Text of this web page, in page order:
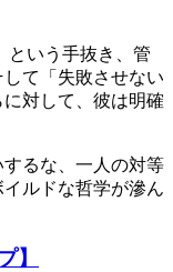
という手抜き、管
て「失敗させない
対して、彼は明確
るな、一人の対等
ルドな哲学が滲ん
】